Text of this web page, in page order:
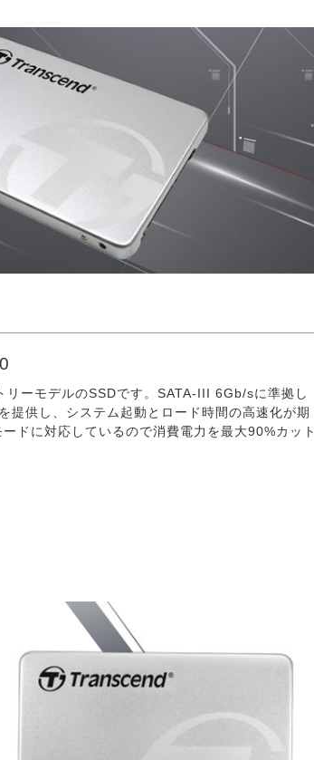
リーモデルのSSDです。SATA-III 6Gb/sに準拠し
提供し、システム起動とロード時間の高速化が期
ドに対応しているので消費電力を最大90%カット